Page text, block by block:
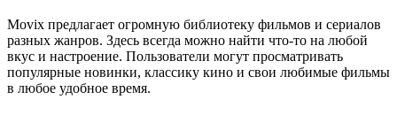
Movix предлагает огромную библиотеку фильмов и сериалов
разных жанров. Здесь всегда можно найти что-то на любой
вкус и настроение. Пользователи могут просматривать
популярные новинки, классику кино и свои любимые фильмы
в любое удобное время.